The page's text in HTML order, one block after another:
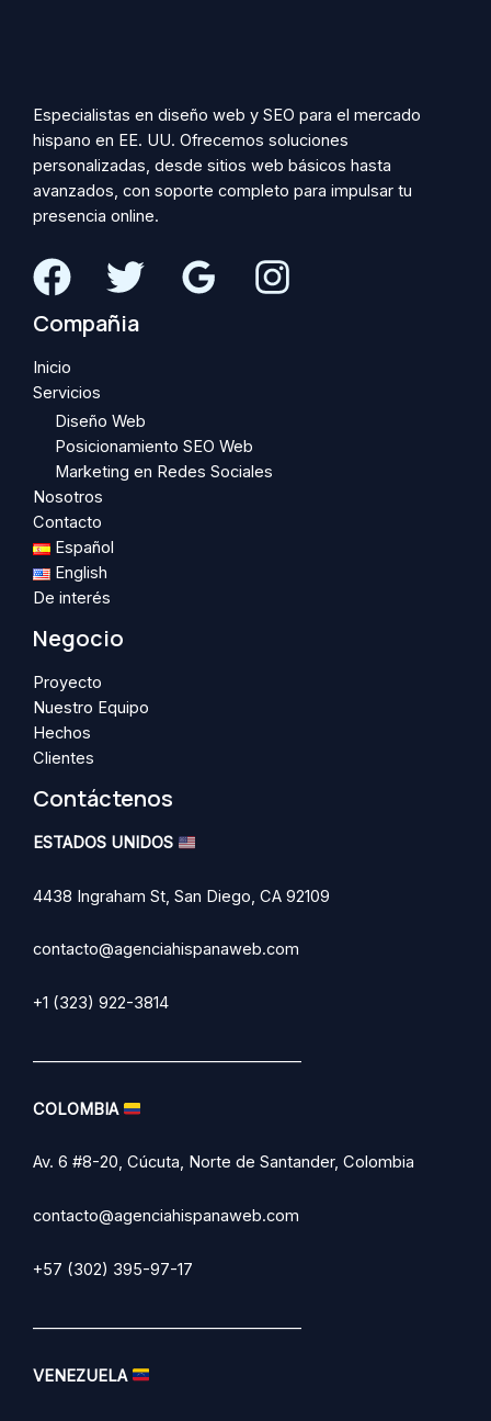
Especialistas en diseño web y SEO para el mercado
hispano en EE. UU. Ofrecemos soluciones
personalizadas, desde sitios web básicos hasta
avanzados, con soporte completo para impulsar tu
presencia online.
Compañia
Inicio
Servicios
Diseño Web
Posicionamiento SEO Web
Marketing en Redes Sociales
Nosotros
Contacto
Español
English
De interés
Negocio
Proyecto
Nuestro Equipo
Hechos
Clientes
Contáctenos
ESTADOS UNIDOS
4438 Ingraham St, San Diego, CA 92109
contacto@agenciahispanaweb.com
+1 (323) 922-3814
COLOMBIA
Av. 6 #8-20, Cúcuta, Norte de Santander, Colombia
contacto@agenciahispanaweb.com
+57 (302) 395-97-17
VENEZUELA